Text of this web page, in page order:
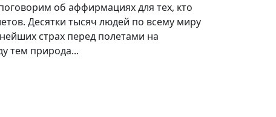
об аффирмациях для тех, кто
Десятки тысяч людей по всему миру
страх перед полетами на
тем природа...